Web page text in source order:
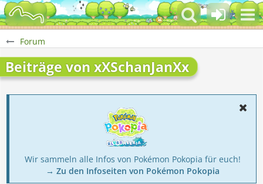
Forum
Beiträge von xXSchanJanXx
Wir sammeln alle Infos von Pokémon Pokopia für euch!
→ Zu den Infoseiten von Pokémon Pokopia